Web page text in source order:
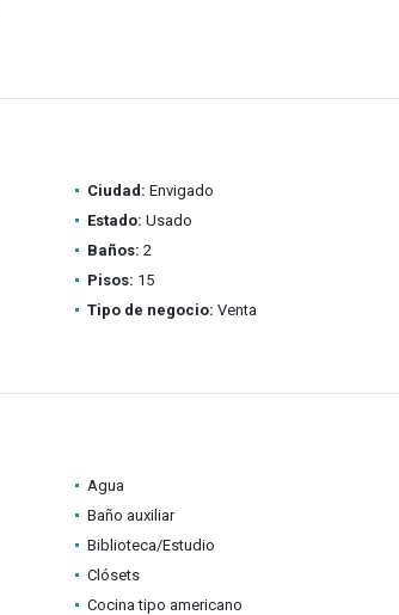
Ciudad: Envigado
Estado: Usado
Baños: 2
Pisos: 15
Tipo de negocio: Venta
Agua
Baño auxiliar
Biblioteca/Estudio
Clósets
Cocina tipo americano